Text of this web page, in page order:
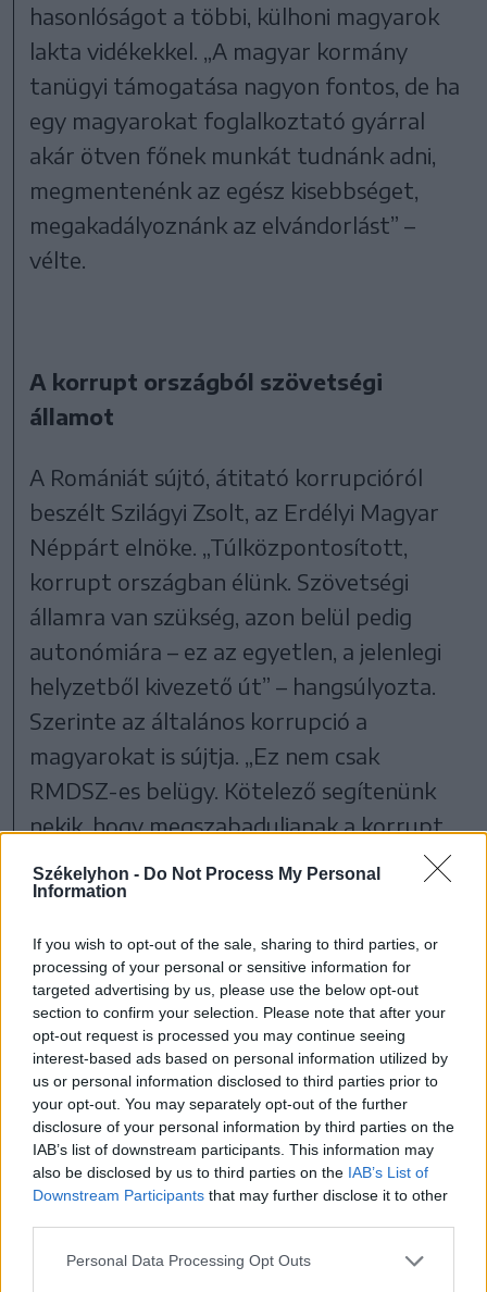
Székelyhon - Do Not Process My Personal
Information
If you wish to opt-out of the sale, sharing to third parties, or
processing of your personal or sensitive information for
targeted advertising by us, please use the below opt-out
section to confirm your selection. Please note that after your
opt-out request is processed you may continue seeing
interest-based ads based on personal information utilized by
us or personal information disclosed to third parties prior to
your opt-out. You may separately opt-out of the further
disclosure of your personal information by third parties on the
IAB’s list of downstream participants. This information may
also be disclosed by us to third parties on the IAB’s List of
Downstream Participants that may further disclose it to other
Personal Data Processing Opt Outs
hasonlóságot a többi, külhoni magyarok
lakta vidékekkel. „A magyar kormány
tanügyi támogatása nagyon fontos, de ha
egy magyarokat foglalkoztató gyárral
akár ötven főnek munkát tudnánk adni,
megmentenénk az egész kisebbséget,
megakadályoznánk az elvándorlást” –
vélte.
A korrupt országból szövetségi
államot
A Romániát sújtó, átitató korrupcióról
beszélt Szilágyi Zsolt, az Erdélyi Magyar
Néppárt elnöke. „Túlközpontosított,
korrupt országban élünk. Szövetségi
államra van szükség, azon belül pedig
autonómiára – ez az egyetlen, a jelenlegi
helyzetből kivezető út” – hangsúlyozta.
Szerinte az általános korrupció a
magyarokat is sújtja. „Ez nem csak
RMDSZ-es belügy. Kötelező segítenünk
nekik, hogy megszabaduljanak a korrupt
politikusaitól. Vannak, akiket meg kell
védeni, de tegyük hozzá, valaki azért,
osztotta meg véleményét.
A jövő évi helyhatósági választásokkal
kapcsolatban közölte, „a közösség, és nem
egy párt képviselete fontos”, majd
hozzátette, „az EMNPönállóan indul, nem
köt országos szövetséget ” – ilyenre
kizárólag helyi szinten kerülhet sor, „ha a
közösség érdeke megköveteli”.